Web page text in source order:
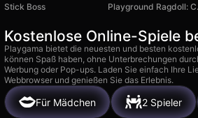
Stick Boss
Kostenlose Online-Spiele
Playgama bietet die neuesten und besten
können Spaß haben, ohne Unterbrechungen
Werbung oder Pop-ups. Laden Sie einfach Ihre
Webbrowser und genießen Sie das Erlebnis.
Für Mädchen 2 Spieler